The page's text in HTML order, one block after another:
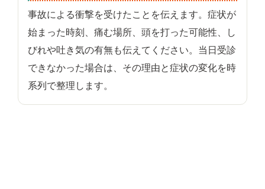
事故による衝撃を受けたことを伝えます。症状が
始まった時刻、痛む場所、頭を打った可能性、し
びれや吐き気の有無も伝えてください。当日受診
できなかった場合は、その理由と症状の変化を時
系列で整理します。